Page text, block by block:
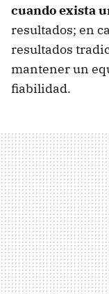
cuando exista
resultados; en
resultados
mantener un
fiabilidad.